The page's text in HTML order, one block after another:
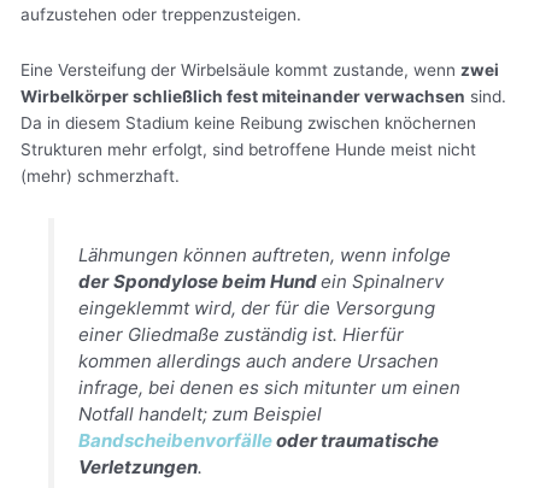
aufzustehen oder treppenzusteigen.
Eine Versteifung der Wirbelsäule kommt zustande, wenn zwei
Wirbelkörper schließlich fest miteinander verwachsen sind.
Da in diesem Stadium keine Reibung zwischen knöchernen
Strukturen mehr erfolgt, sind betroffene Hunde meist nicht
(mehr) schmerzhaft.
Lähmungen können auftreten, wenn infolge
der Spondylose beim Hundein Spinalnerv
eingeklemmt wird, der für die Versorgung
einer Gliedmaße zuständig ist. Hierfür
kommen allerdings auch andere Ursachen
infrage, bei denen es sich mitunter um einen
Notfall handelt; zum Beispiel
Bandscheibenvorfälleoder traumatische
Verletzungen.